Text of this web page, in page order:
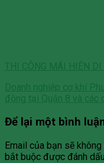
THI CÔNG MÁI HIÊN
Doanh nghiệp cơ khí
động tại Quận 8 và các
Để lại một bình
Email của bạn sẽ
bắt buộc được đánh dấu